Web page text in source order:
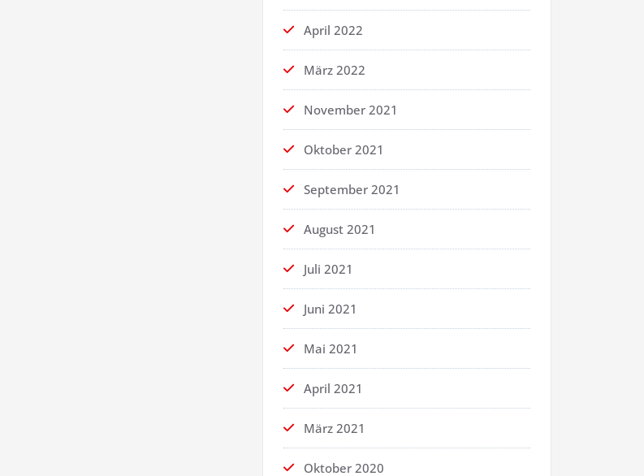
April 2022
März 2022
November 2021
Oktober 2021
September 2021
August 2021
Juli 2021
Juni 2021
Mai 2021
April 2021
März 2021
Oktober 2020